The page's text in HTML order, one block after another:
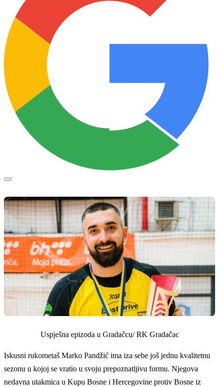
Uspješna epizoda u Gradačcu/ RK Gradačac
Iskusni rukometaš Marko Pandžić ima iza sebe još jednu kvalitetnu
sezonu u kojoj se vratio u svoju prepoznatljivu formu. Njegova
nedavna utakmica u Kupu Bosne i Hercegovine protiv Bosne iz